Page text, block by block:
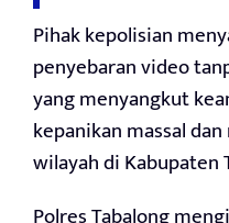
Pihak kepolisian
penyebaran video
yang menyangkut
kepanikan massal
wilayah di Kabupaten